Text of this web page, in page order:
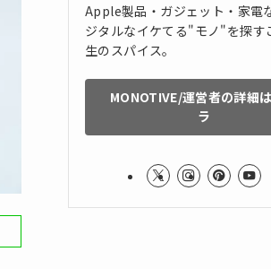
Apple製品・ガジェット・家電
ジタルなイケてる"モノ"を探す
生のスパイス。
MONOTIVE/運営者の詳細
ラ